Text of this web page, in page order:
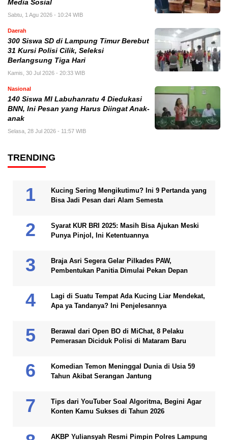
Media Sosial
Sabtu, 1 Agu 2026 - 10:24 WIB
Daerah
300 Siswa SD di Lampung Timur Berebut
31 Kursi Polisi Cilik, Seleksi
Berlangsung Tiga Hari
Kamis, 30 Jul 2026 - 20:33 WIB
Nasional
140 Siswa MI Labuhanratu 4 Diedukasi
BNN, Ini Pesan yang Harus Diingat Anak-
anak
Selasa, 28 Jul 2026 - 11:57 WIB
TRENDING
Kucing Sering Mengikutimu? Ini 9 Pertanda yang
Bisa Jadi Pesan dari Alam Semesta
Syarat KUR BRI 2025: Masih Bisa Ajukan Meski
Punya Pinjol, Ini Ketentuannya
Braja Asri Segera Gelar Pilkades PAW,
Pembentukan Panitia Dimulai Pekan Depan
Lagi di Suatu Tempat Ada Kucing Liar Mendekat,
Apa ya Tandanya? Ini Penjelesannya
Berawal dari Open BO di MiChat, 8 Pelaku
Pemerasan Diciduk Polisi di Mataram Baru
Komedian Temon Meninggal Dunia di Usia 59
Tahun Akibat Serangan Jantung
Tips dari YouTuber Soal Algoritma, Begini Agar
Konten Kamu Sukses di Tahun 2026
AKBP Yuliansyah Resmi Pimpin Polres Lampung